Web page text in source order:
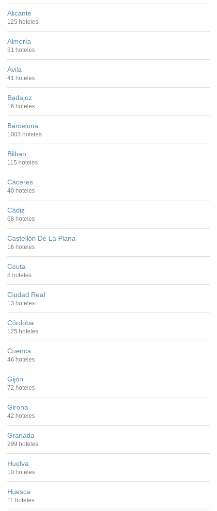
Alicante
125 hoteles
Almería
31 hoteles
Ávila
41 hoteles
Badajoz
16 hoteles
Barcelona
1003 hoteles
Bilbao
115 hoteles
Cáceres
40 hoteles
Cádiz
68 hoteles
Castellón De La Plana
16 hoteles
Ceuta
8 hoteles
Ciudad Real
13 hoteles
Córdoba
125 hoteles
Cuenca
46 hoteles
Gijón
72 hoteles
Girona
42 hoteles
Granada
299 hoteles
Huelva
10 hoteles
Huesca
11 hoteles